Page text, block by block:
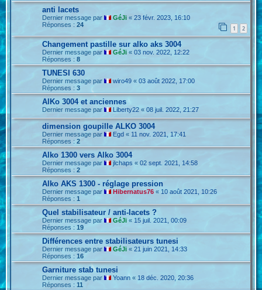
anti lacets
Dernier message par GéJi «23 févr. 2023, 16:10
Réponses :24 1 2
Changement pastille sur alko aks 3004
Dernier message par GéJi «03 nov. 2022, 12:22
Réponses :8
TUNESI 630
Dernier message par wiro49 «03 août 2022, 17:00
Réponses :3
AlKo 3004 et anciennes
Dernier message par Liberty22 «08 juil. 2022, 21:27
dimension goupille ALKO 3004
Dernier message par Egd « 11 nov. 2021, 17:41
Réponses :2
Alko 1300 vers Alko 3004
Dernier message par jlchaps «02 sept. 2021, 14:58
Réponses :2
Alko AKS 1300 - réglage pression
Dernier message par Hibernatus76 « 10 août 2021, 10:26
Réponses :1
Quel stabilisateur / anti-lacets ?
Dernier message par GéJi « 15 juil. 2021, 00:09
Réponses :19
Différences entre stabilisateurs tunesi
Dernier message par GéJi «21 juin 2021, 14:33
Réponses :16
Garniture stab tunesi
Dernier message par Yoann « 18 déc. 2020, 20:36
Réponses :11